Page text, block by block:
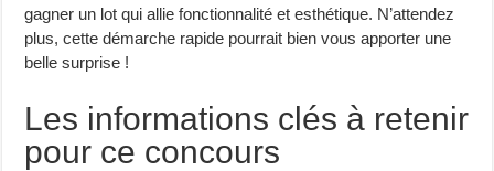
gagner un lot qui allie fonctionnalité et esthétique. N’attendez
plus, cette démarche rapide pourrait bien vous apporter une
belle surprise !
Les informations clés à retenir
pour ce concours